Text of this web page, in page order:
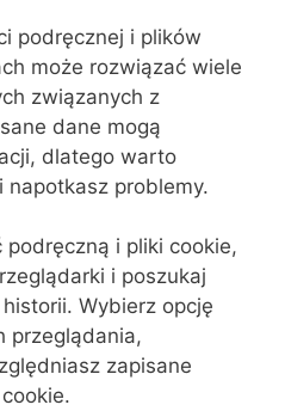
podręcznej i plików
może rozwiązać wiele
związanych z
dane mogą
dlatego warto
problemy.
i pliki cookie,
i poszukaj
Wybierz opcję
przeglądania,
zapisane